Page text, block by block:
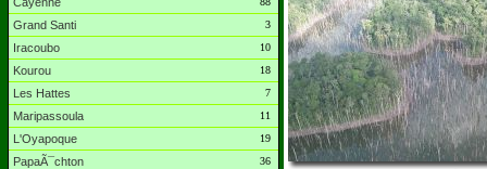
Grand Santi 3
Iracoubo 10
Kourou 18
Les Hattes 7
Maripassoula 11
L'Oyapoque 19
PapaÃ¯chton 36